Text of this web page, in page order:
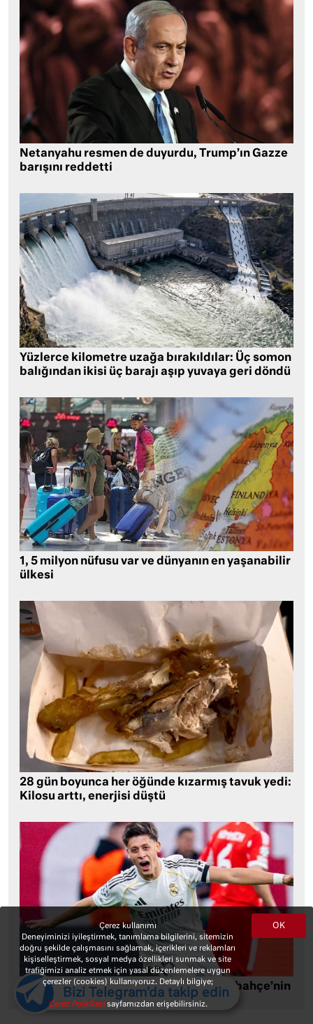
Netanyahu resmen de duyurdu, Trump’ın Gazze
barışını reddetti
Yüzlerce kilometre uzağa bırakıldılar: Üç somon
balığından ikisi üç barajı aşıp yuvaya geri döndü
1, 5 milyon nüfusu var ve dünyanın en yaşanabilir
ülkesi
28 gün boyunca her öğünde kızarmış tavuk yedi:
Kilosu arttı, enerjisi düştü
Arda Güler’e çılgın teklif: Olursa Fenerbahçe’nin
kasasına da 23 milyon avro girecek
OK
Çerez kullanımı
Deneyiminizi iyileştirmek, tanımlama bilgilerini, sitemizin
doğru şekilde çalışmasını sağlamak, içerikleri ve reklamları
kişiselleştirmek, sosyal medya özellikleri sunmak ve site
trafiğimizi analiz etmek için yasal düzenlemelere uygun
çerezler (cookies) kullanıyoruz. Detaylı bilgiye;
Çerez Politikasısayfamızdan erişebilirsiniz.
Bizi Telegram'da takip edin